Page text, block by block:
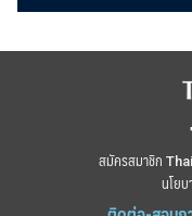
สมัครสมาชิก
นโย